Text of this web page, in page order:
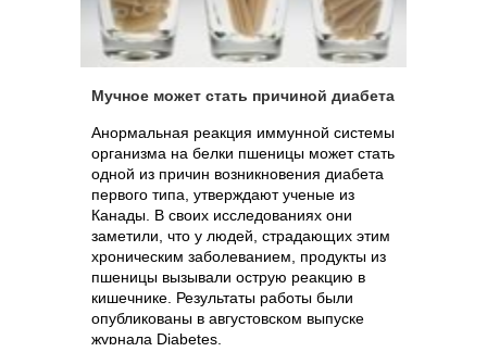
Мучное может стать причиной диабета
Анормальная реакция иммунной системы
организма на белки пшеницы может стать
одной из причин возникновения диабета
первого типа, утверждают ученые из
Канады. В своих исследованиях они
заметили, что у людей, страдающих этим
хроническим заболеванием, продукты из
пшеницы вызывали острую реакцию в
кишечнике. Результаты работы были
опубликованы в августовском выпуске
журнала Diabetes.